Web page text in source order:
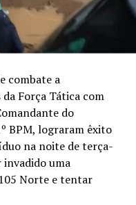
combate a
Força Tática com
do
BPM, lograram êxito
na noite de terça-
uma
Norte e tentar